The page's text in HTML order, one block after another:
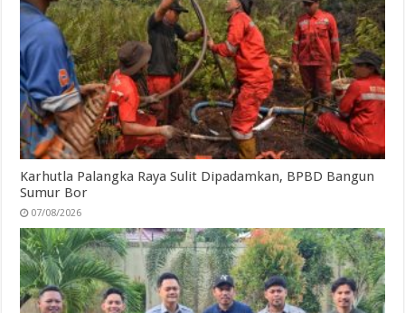
Karhutla Palangka Raya Sulit Dipadamkan, BPBD Bangun
Sumur Bor
07/08/2026